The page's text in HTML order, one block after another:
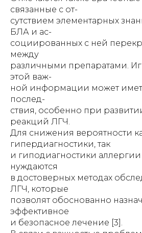
связанные с от-
сутствием элементарных
БЛА и ас-
социированных с ней
между
различными препаратами.
этой важ-
ной информации может
послед-
ствия, особенно при
реакций ЛГЧ.
Для снижения вероятности
гипердиагностики, так
и гиподиагностики
нуждаются
в достоверных методах
ЛГЧ, которые
позволят обоснованно
эффективное
и безопасное лечение [3].